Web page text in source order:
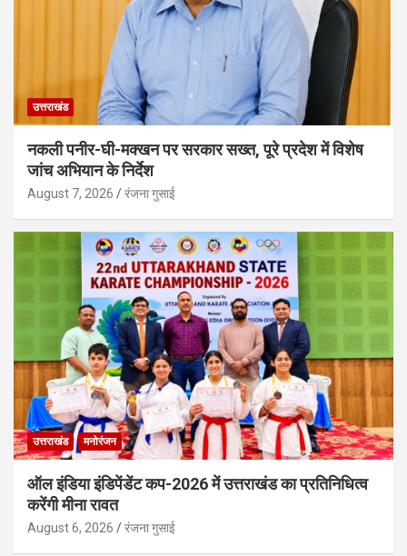
उत्तराखंड
नकली पनीर-घी-मक्खन पर सरकार सख्त, पूरे प्रदेश में विशेष
जांच अभियान के निर्देश
August 7, 2026 रंजना गुसाई
उत्तराखंड मनोरंजन
ऑल इंडिया इंडिपेंडेंट कप-2026 में उत्तराखंड का प्रतिनिधित्व
करेंगी मीना रावत
August 6, 2026 रंजना गुसाई